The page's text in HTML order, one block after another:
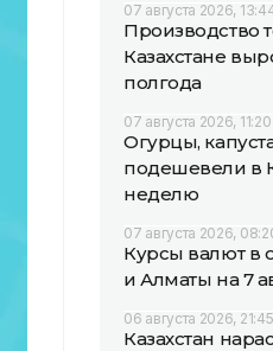
07 августа 2026,
Производство
Казахстане
полгода
07 августа 2026, 11:20
Огурцы,
подешевели в
неделю
07 августа 2026,
Курсы валют в
и Алматы на 7
06 августа 2026, 21:45
Казахстан